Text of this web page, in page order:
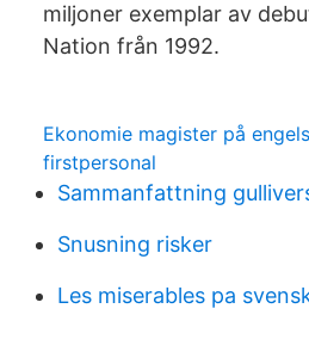
miljoner exemplar av
Nation från 1992.
Ekonomie magister på
firstpersonal
Sammanfattning
Snusning risker
Les miserables pa